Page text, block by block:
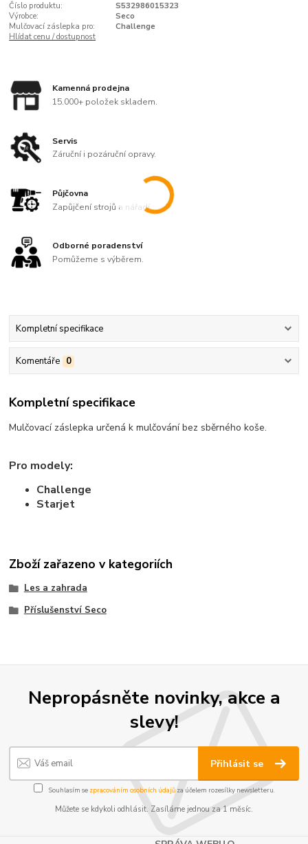
Číslo produktu:
S532986015323
Výrobce:
Seco
Mulčovací záslepka pro:
Challenge
Hlídat cenu / dostupnost
Kamenná prodejna
15.000+ položek skladem.
Servis
Záruční i pozáruční opravy.
Půjčovna
Zapůjčení strojů a nářadí.
Odborné poradenství
Pomůžeme s výběrem.
Kompletní specifikace
Komentáře 0
Kompletní specifikace
Mulčovací záslepka určená k mulčování bez sběrného koše.
Pro modely:
Challenge
Starjet
Zboží zařazeno v kategoriích
Les a zahrada
Příslušenství Seco
Nepropásněte novinky, akce a
slevy!
Přihlásit se
Souhlasím se zpracováním osobních údajůza účelem rozesílky newsletteru.
Můžete se kdykoli odhlásit. Zasíláme jednou za 1 měsíc.